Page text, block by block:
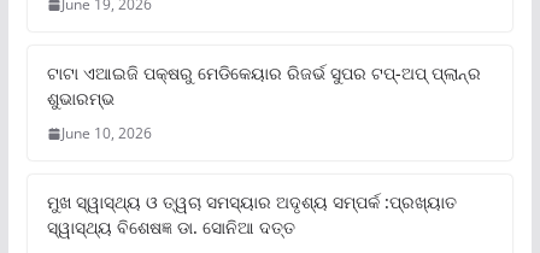
June 19, 2026
ଟାଟା ଏଆଇଜି ପକ୍ଷରୁ ମେଡିକେୟାର ରିଜର୍ଭ ସୁପର ଟପ୍‌-ଅପ୍ ପ୍ଲାନ୍‌ର
ଶୁଭାରମ୍ଭ
June 10, 2026
ମୁଖ ସ୍ୱାସ୍ଥ୍ୟ ଓ ତ୍ୱଚା ସମସ୍ୟାର ଅଦୃଶ୍ୟ ସମ୍ପର୍କ :ପ୍ରଖ୍ୟାତ
ସ୍ୱାସ୍ଥ୍ୟ ବିଶେଷଜ୍ଞ ଡା. ସୋନିଆ ଦତ୍ତ